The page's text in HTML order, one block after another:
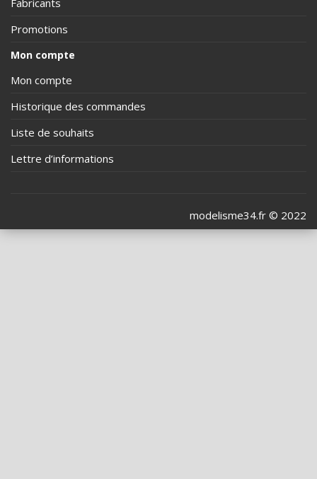
Promotions
Mon compte
Mon compte
Historique des commandes
Liste de souhaits
Lettre d’informations
modelisme34.fr © 2022